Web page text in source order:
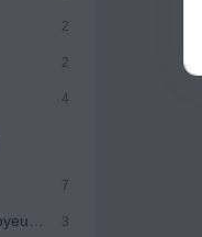
2
2
4
7
Accessoire Aspirateur / Nettoyeur vapeur 3